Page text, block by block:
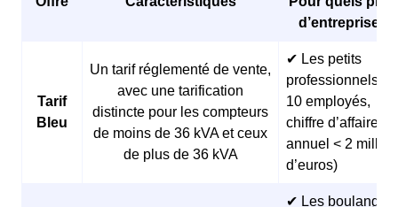
d’entreprises
Tarif
Bleu
Un tarif réglementé de vente,
avec une tarification
distincte pour les compteurs
de moins de 36 kVA et ceux
de plus de 36 kVA
✔ Les petits
professionnels (<
10 employés,
chiffre d’affaires
annuel < 2
d’euros)
✔ Les